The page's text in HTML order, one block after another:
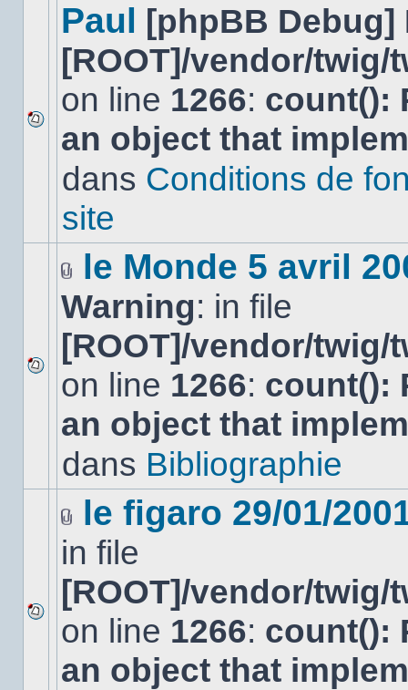
Aucun
nouveau
message
non-
dans
Paul [phpBB Debug]
[ROOT]/vendor/
on line 1266: count():
an object that
dans Conditions de
site
Aucun
nouveau
message
non-
dans
joint(s)
le Monde 5 avril
Warning: in file
[ROOT]/vendor/
on line 1266: count():
an object that
dans Bibliographie
Aucun
nouveau
message
non-
joint(s)
le figaro 29/01/
in file
[ROOT]/vendor/
on line 1266: count():
an object that